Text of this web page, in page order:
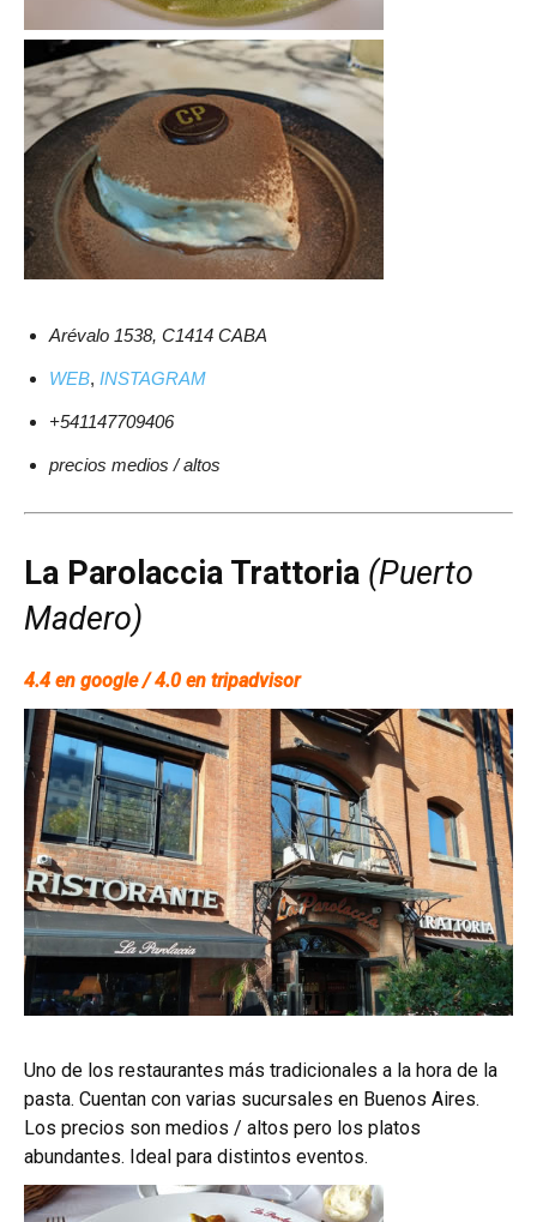
Arévalo 1538, C1414 CABA
WEB, INSTAGRAM
+541147709406
precios medios / altos
La Parolaccia Trattoria (Puerto
Madero)
4.4 en google / 4.0 en tripadvisor
Uno de los restaurantes más tradicionales a la hora de la
pasta. Cuentan con varias sucursales en Buenos Aires.
Los precios son medios / altos pero los platos
abundantes. Ideal para distintos eventos.